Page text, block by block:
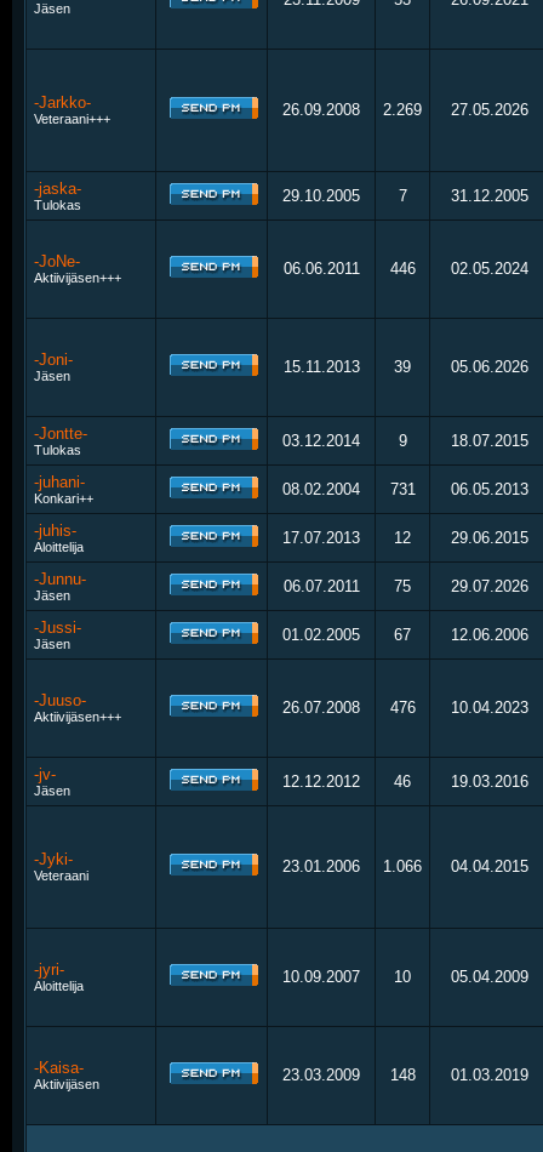
Jäsen
-Jarkko-
Veteraani+++ 26.09.2008 2.269 27.05.2026
-jaska-
Tulokas 29.10.2005 7 31.12.2005
-JoNe-
Aktiivijäsen+++ 06.06.2011 446 02.05.2024
-Joni-
Jäsen 15.11.2013 39 05.06.2026
-Jontte-
Tulokas 03.12.2014 9 18.07.2015
-juhani-
Konkari++ 08.02.2004 731 06.05.2013
-juhis-
Aloittelija 17.07.2013 12 29.06.2015
-Junnu-
Jäsen 06.07.2011 75 29.07.2026
-Jussi-
Jäsen 01.02.2005 67 12.06.2006
-Juuso-
Aktiivijäsen+++ 26.07.2008 476 10.04.2023
-jv-
Jäsen 12.12.2012 46 19.03.2016
-Jyki-
Veteraani 23.01.2006 1.066 04.04.2015
-jyri-
Aloittelija 10.09.2007 10 05.04.2009
-Kaisa-
Aktiivijäsen 23.03.2009 148 01.03.2019